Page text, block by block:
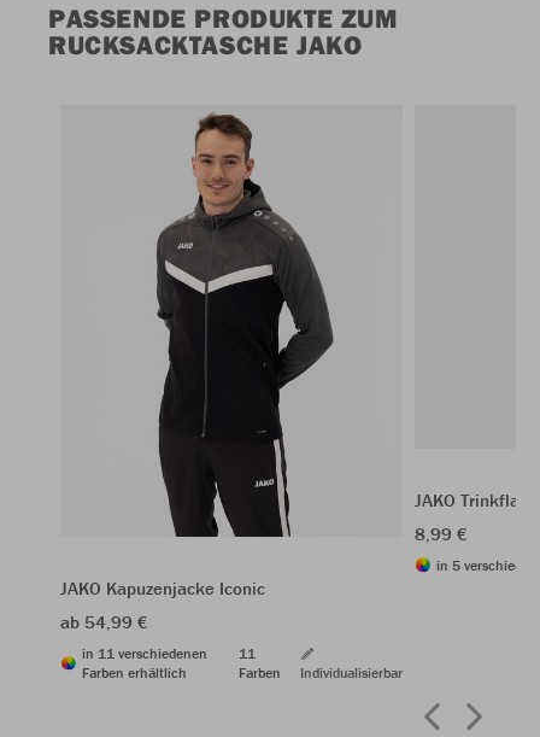
PASSENDE PRODUKTE ZUM
RUCKSACKTASCHE JAKO
JAKO Kapuzenjacke Iconic
ab 54,99 €
in 11 verschiedenen
Farben erhältlich
11
Farben
Individualisierbar
JAKO
8,99 €
in 5